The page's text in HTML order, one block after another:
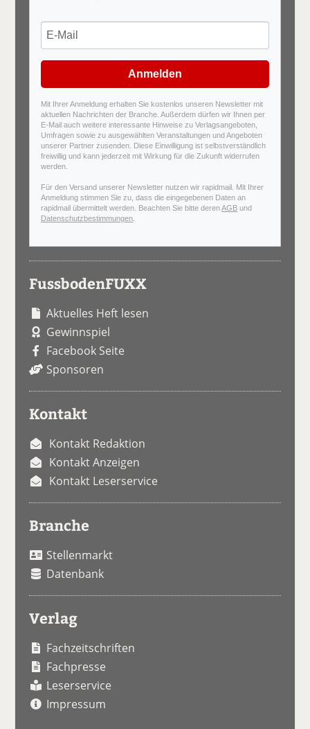
Anmelden
Mit Ihrer Anmeldung erhalten Sie kostenlos unseren Newsletter mit
aktuellen Nachrichten der Branche. Außerdem dürfen wir Ihnen per
E-Mail auch weitere interessante Hinweise zu Verlagsangeboten,
Umfragen sowie zu ausgewählten Veranstaltungen und Angeboten
unserer Partner zusenden. Diese Einwilligung ist selbstverständlich
freiwillig und kann jederzeit mit Wirkung für die Zukunft widerrufen
werden.
Für den Versand unserer Newsletter nutzen wir rapidmail. Mit Ihrer
Anmeldung stimmen Sie zu, dass die eingegebenen Daten an
rapidmail übermittelt werden. Beachten Sie bitte derenAGB und
Datenschutzbestimmungen
FussbodenFUXX
Aktuelles Heft lesen
Gewinnspiel
Facebook Seite
Sponsoren
Kontakt
Kontakt Redaktion
Kontakt Anzeigen
Kontakt Leserservice
Branche
Stellenmarkt
Datenbank
Verlag
Fachzeitschriften
Fachpresse
Leserservice
Impressum